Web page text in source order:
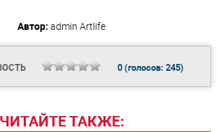
Автор: admin Artlife
0(голосов: 245)
ЧИТАЙТЕ ТАКЖЕ: